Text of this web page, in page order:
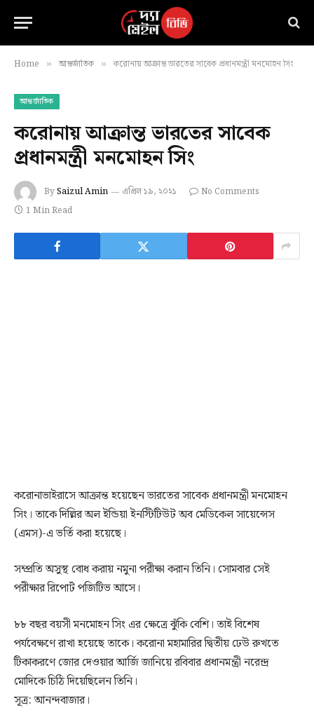
Home » আন্তর্জাতিক » করোনায় আক্রান্ত ভারতের সাবেক প্রধানমন্ত্রী মনমোহন সিং
আন্তর্জাতিক
করোনায় আক্রান্ত ভারতের সাবেক
প্রধানমন্ত্রী মনমোহন সিং
BySaizul Amin এপ্রিল ১৯, ২০২১
No Comments
1 Min Read
করোনাভাইরাসে আক্রান্ত হয়েছেন ভারতের সাবেক প্রধানমন্ত্রী মনমোহন
সিং। তাকে দিল্লির অল ইন্ডিয়া ইনস্টিটিউট অব মেডিকেল সায়েন্সেস
(এমস)-এ ভর্তি করা হয়েছে।
সম্প্রতি অসুস্থ বোধ করায় নমুনা পরীক্ষা করান তিনি। সোমবার সেই
পরীক্ষার রিপোর্ট পজিটিভ আসে।
৮৮ বছর বয়সী মনমোহন সিং এর ক্ষেত্রে ঝুঁকি বেশি। তাই বিশেষ
পর্যবেক্ষণে রাখা হয়েছে তাকে। করোনা মহামারির দ্বিতীয় ঢেউ রুখতে
টিকাকরণে জোর দেওয়ার আর্জি জানিয়ে রবিবার প্রধানমন্ত্রী নরেন্দ্র
মোদিকে চিঠি দিয়েছিলেন তিনি।
সূত্র: আনন্দবাজার।